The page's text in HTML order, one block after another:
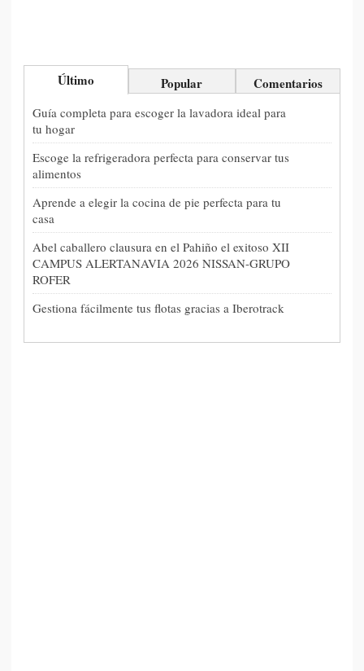
Último Popular Comentarios
Guía completa para escoger la lavadora ideal para
tu hogar
Escoge la refrigeradora perfecta para conservar tus
alimentos
Aprende a elegir la cocina de pie perfecta para tu
casa
Abel caballero clausura en el Pahiño el exitoso XII
CAMPUS ALERTANAVIA 2026 NISSAN-GRUPO
ROFER
Gestiona fácilmente tus flotas gracias a Iberotrack